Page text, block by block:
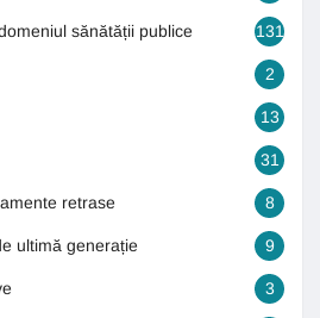
sănătății publice 131
2
13
31
retrase 8
ultimă generație 9
3